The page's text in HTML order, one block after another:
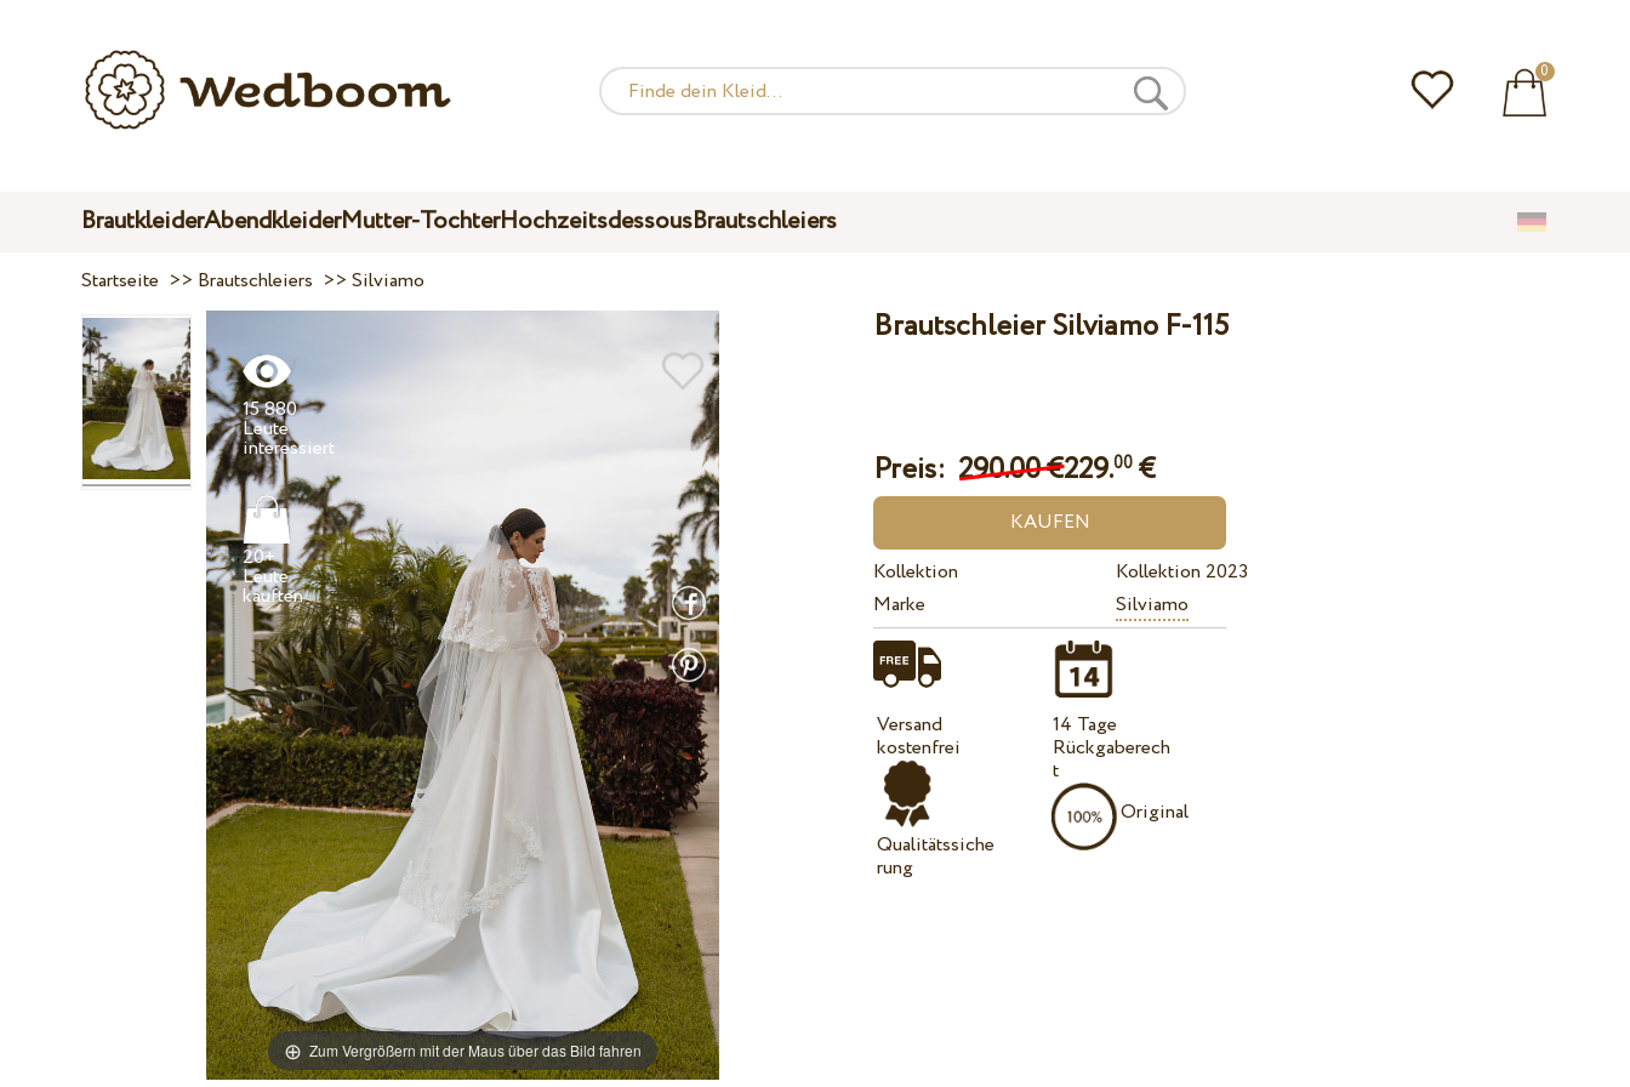
0
BrautkleiderAbendkleiderMutter-TochterHochzeitsdessousBrautschleiers
Startseite >> Brautschleiers >>Silviamo
Zum Vergrößern mit der Maus über das Bild fahren
15 880
Leute
20+
Leute
kauften
Brautschleier Silviamo F-115
Preis: 290.00 €229.00 €
Kollektion
Kollektion 2023
Marke
Silviamo
Versand
kostenfrei
Qualitätssiche
rung
14 Tage
Rückgaberech
t
Original